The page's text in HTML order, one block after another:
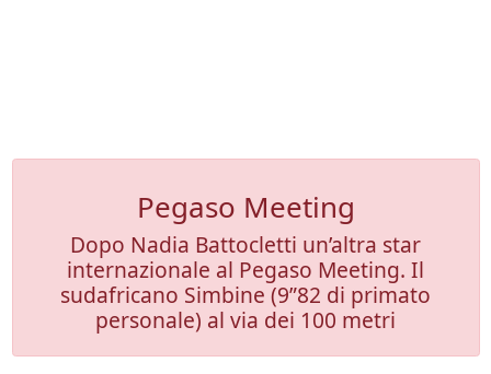
Pegaso Meeting
Dopo Nadia Battocletti un’altra star
internazionale al Pegaso Meeting. Il
sudafricano Simbine (9”82 di primato
personale) al via dei 100 metri